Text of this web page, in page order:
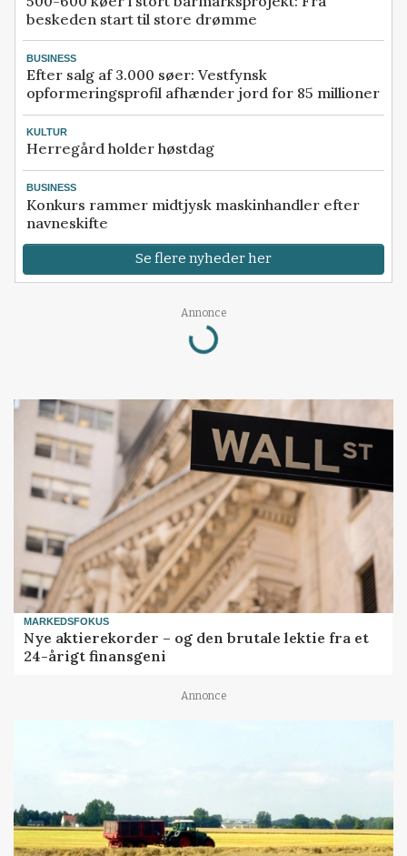
beskeden start til store drømme
BUSINESS
Efter salg af 3.000 søer: Vestfynsk
opformeringsprofil afhænder jord for 85 millioner
KULTUR
Herregård holder høstdag
BUSINESS
Konkurs rammer midtjysk maskinhandler efter
navneskifte
Se flere nyheder her
Annonce
Loading...
MARKEDSFOKUS
Nye aktierekorder – og den brutale lektie fra et
24-årigt finansgeni
Annonce